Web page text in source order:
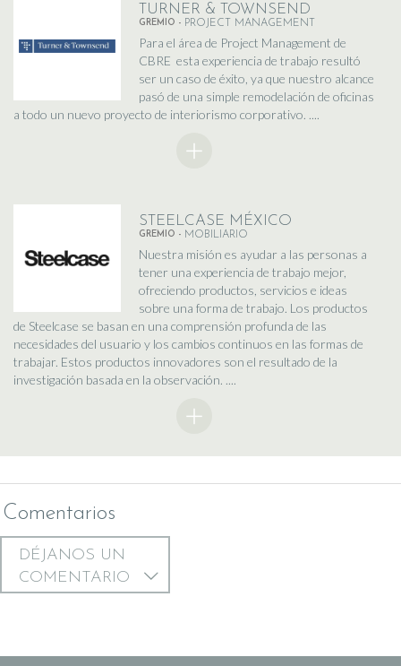
TURNER & TOWNSEND
GREMIO - PROJECT MANAGEMENT
Para el área de Project Management de
CBRE esta experiencia de trabajo resultó
ser un caso de éxito, ya que nuestro alcance
pasó de una simple remodelación de oficinas
a todo un nuevo proyecto de interiorismo corporativo. ....
STEELCASE MÉXICO
GREMIO - MOBILIARIO
Nuestra misión es ayudar a las personas a
tener una experiencia de trabajo mejor,
ofreciendo productos, servicios e ideas
sobre una forma de trabajo. Los productos
de Steelcase se basan en una comprensión profunda de las
necesidades del usuario y los cambios continuos en las formas de
trabajar. Estos productos innovadores son el resultado de la
investigación basada en la observación. ....
Comentarios
DÉJANOS UN
COMENTARIO